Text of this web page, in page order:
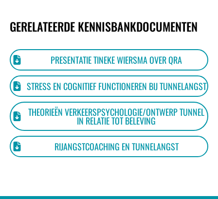
GERELATEERDE KENNISBANKDOCUMENTEN
PRESENTATIE TINEKE WIERSMA OVER QRA
STRESS EN COGNITIEF FUNCTIONEREN BIJ TUNNELANGST
THEORIEËN VERKEERSPSYCHOLOGIE/ONTWERP TUNNEL
IN RELATIE TOT BELEVING
RIJANGSTCOACHING EN TUNNELANGST